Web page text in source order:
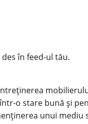
în feed-ul tău.
o stare bună și
unui mediu